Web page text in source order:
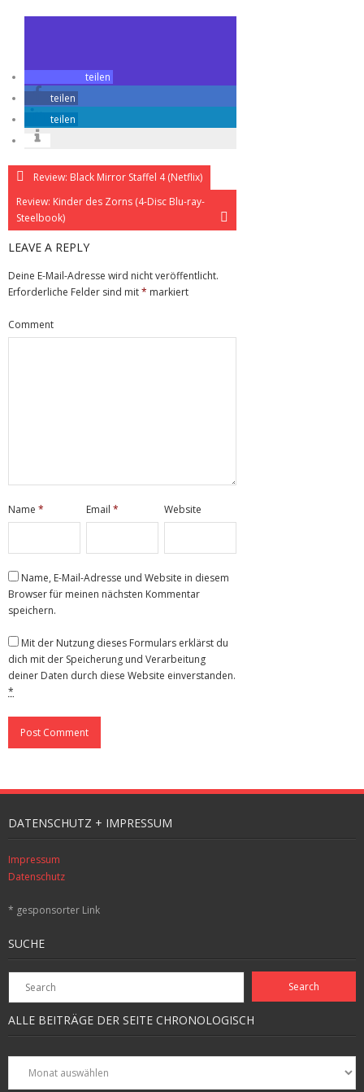
teilen
teilen
teilen
Review: Black Mirror Staffel 4 (Netflix)
Review: Kinder des Zorns (4-Disc Blu-ray-
Steelbook)
LEAVE A REPLY
Deine E-Mail-Adresse wird nicht veröffentlicht.
Erforderliche Felder sind mit* markiert
Comment
Name * Email* Website
Name, E-Mail-Adresse und Website in diesem
Browser für meinen nächsten Kommentar
speichern.
Mit der Nutzung dieses Formulars erklärst du
dich mit der Speicherung und Verarbeitung
deiner Daten durch diese Website einverstanden.
*
DATENSCHUTZ + IMPRESSUM
Impressum
Datenschutz
* gesponsorter Link
SUCHE
ALLE BEITRÄGE DER SEITE CHRONOLOGISCH
Alle
Beiträge